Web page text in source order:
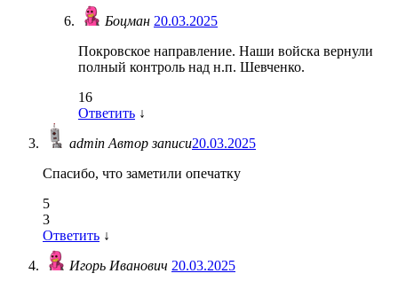
Боцман 20.03.2025
Покровское направление. Наши войска вернули
полный контроль над н.п. Шевченко.
16
Ответить ↓
adminАвтор записи20.03.2025
Спасибо, что заметили опечатку
5
3
Ответить ↓
Игорь Иванович 20.03.2025